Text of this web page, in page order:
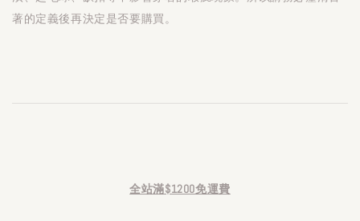
著的定義後再決定是否要購買。
全站滿$1200免運費